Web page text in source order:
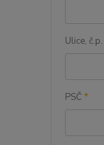
Ulice, č.p.
PSČ *